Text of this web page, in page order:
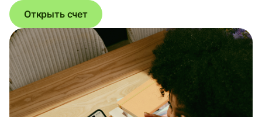
Открыть счет